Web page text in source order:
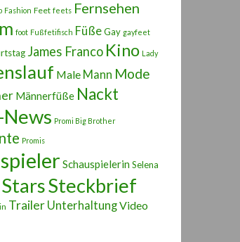
Fashion Feet feets Fernsehen
foot Fußfetifisch FüßeGay gayfeet
James Franco Kino Lady
Male Mann Mode
Männerfüße Nackt
Promi Big Brother
Promis
Schauspielerin Selena
StarsSteckbrief
Trailer UnterhaltungVideo